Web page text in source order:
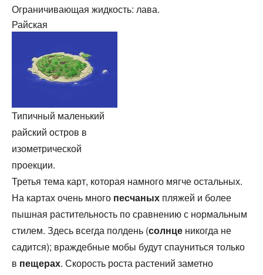
Ограничивающая жидкость: лава.
Райская
Типичный маленький
райский остров в
изометрической
проекции.
Третья тема карт, которая намного мягче остальных.
На картах очень много песчаных пляжей и более
пышная растительность по сравнению с нормальным
стилем. Здесь всегда полдень (солнце никогда не
садится); враждебные мобы будут спауниться только
в пещерах. Скорость роста растений заметно